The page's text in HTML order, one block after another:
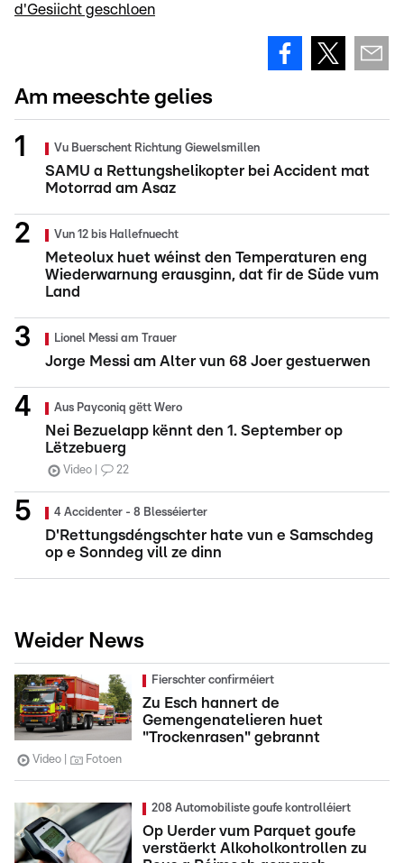
d'Gesiicht geschloen
Am meeschte gelies
Vu Buerschent Richtung Giewelsmillen
SAMU a Rettungshelikopter bei Accident mat
Motorrad am Asaz
Vun 12 bis Hallefnuecht
Meteolux huet wéinst den Temperaturen eng
Wiederwarnung erausginn, dat fir de Süde vum
Land
Lionel Messi am Trauer
Jorge Messi am Alter vun 68 Joer gestuerwen
Aus Payconiq gëtt Wero
Nei Bezuelapp kënnt den 1. September op
Lëtzebuerg
Video 22
4 Accidenter - 8 Blesséierter
D'Rettungsdéngschter hate vun e Samschdeg
op e Sonndeg vill ze dinn
Weider News
Fierschter confirméiert
Zu Esch hannert de
Gemengenatelieren huet
"Trockenrasen" gebrannt
Video Fotoen
208 Automobiliste goufe kontrolléiert
Op Uerder vum Parquet goufe
verstäerkt Alkoholkontrollen zu